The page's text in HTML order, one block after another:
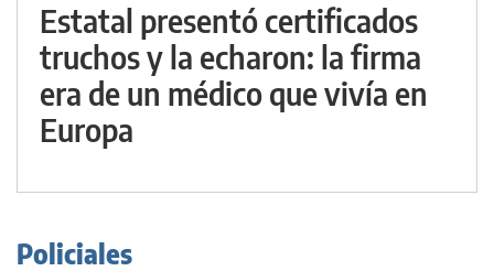
Estatal presentó certificados
truchos y la echaron: la firma
era de un médico que vivía en
Europa
Policiales